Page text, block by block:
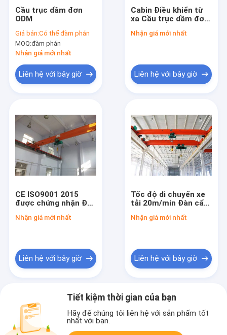
Cầu trục dầm đơn
ODM
Giá bán:Có thể đàm phán
MOQ:đàm phán
Nhận giá mới nhất
Liên hệ với bây giờ
Cabin Điều khiển từ
xa Cầu trục dầm đơn
30m 20-30m / phút
Nhận giá mới nhất
Liên hệ với bây giờ
CE ISO9001 2015
được chứng nhận Đàn
một dây đai đơn tùy
Nhận giá mới nhất
Liên hệ với bây giờ
Tốc độ di chuyển xe
tải 20m/min Đàn cẩu
đà với dung lượng 1-
Nhận giá mới nhất
Liên hệ với bây giờ
Tiết kiệm thời gian của bạn
Hãy để chúng tôi liên hệ với sản phẩm tốt
nhất với bạn.